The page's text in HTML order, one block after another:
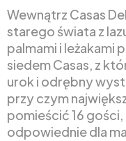
Wewnątrz Casas
starego świata z
palmami i leżakami
siedem Casas, z
urok i odrębny
przy czym
pomieścić 16 gości,
odpowiednie dla